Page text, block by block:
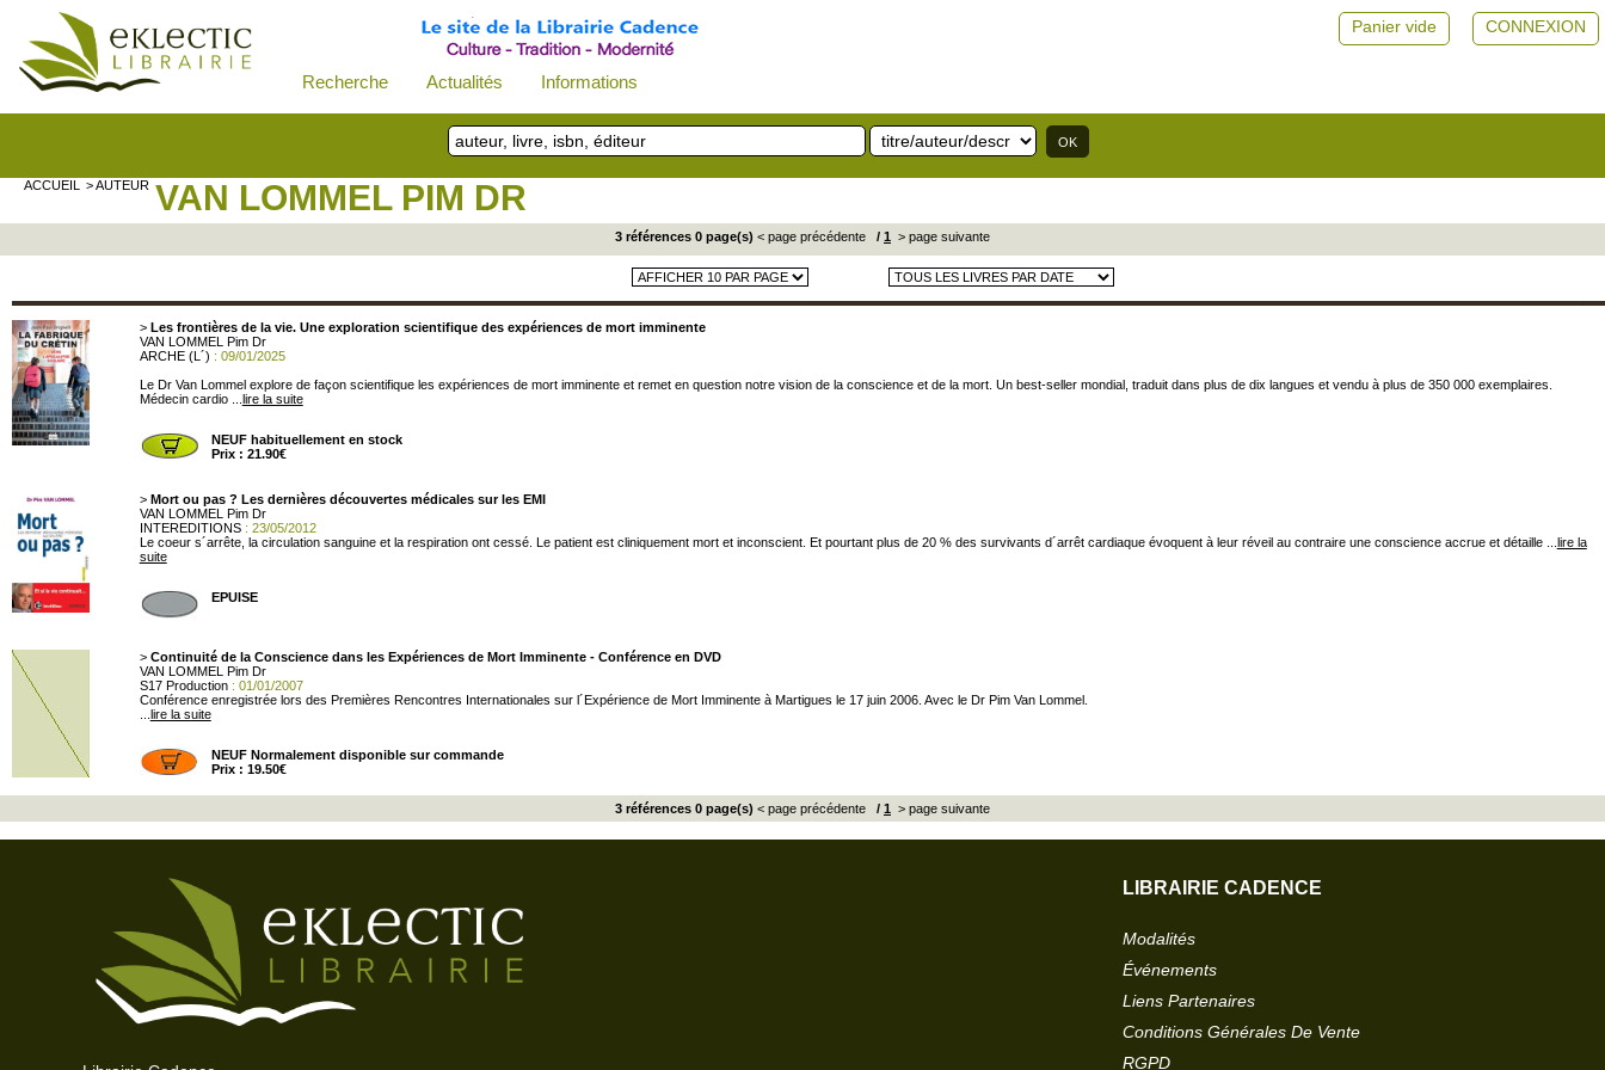
Recherche Actualités Informations
CONNEXION
Panier vide
ACCUEIL > AUTEUR VAN LOMMEL PIM DR
3 références 0 page(s) < page précédente / 1 > page suivante
> Les frontières de la vie. Une exploration scientifique des expériences de mort imminente
VAN LOMMEL Pim Dr
ARCHE (L´) : 09/01/2025
Le Dr Van Lommel explore de façon scientifique les expériences de mort imminente et remet en question notre vision de la conscience et de la mort. Un best-seller mondial, traduit dans plus de dix langues et vendu à plus de 350 000 exemplaires.
Médecin cardio ... lire la suite
NEUF habituellement en stock
Prix : 21.90€
> Mort ou pas ? Les dernières découvertes médicales sur les EMI
VAN LOMMEL Pim Dr
INTEREDITIONS: 23/05/2012
Le coeur s´arrête, la circulation sanguine et la respiration ont cessé. Le patient est cliniquement mort et inconscient. Et pourtant plus de 20 % des survivants d´arrêt cardiaque évoquent à leur réveil au contraire une conscience accrue et détaille ... lire la
suite
EPUISE
> Continuité de la Conscience dans les Expériences de Mort Imminente - Conférence en DVD
VAN LOMMEL Pim Dr
S17 Production: 01/01/2007
Conférence enregistrée lors des Premières Rencontres Internationales sur l´Expérience de Mort Imminente à Martigues le 17 juin 2006. Avec le Dr Pim Van Lommel.
lire la suite
NEUF Normalement disponible sur commande
Prix : 19.50€
3 références 0 page(s) < page précédente / 1 > page suivante
LIBRAIRIE CADENCE
Modalités
Événements
Liens Partenaires
Conditions Générales De Vente
RGPD